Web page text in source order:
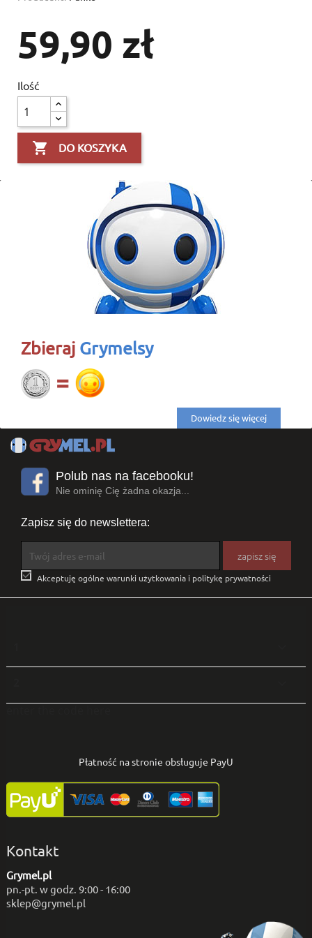
59,90 zł
Ilość
 DO KOSZYKA
Zbieraj Grymelsy
Dowiedz się więcej
Polub nas na facebooku!
Nie ominię Cię żadna okazja...
Zapisz się do newslettera:
 Akceptuję ogólne warunki użytkowania i politykę prywatności
Płatność na stronie obsługuje PayU
Kontakt
Grymel.pl
pn.-pt. w godz. 9:00 - 16:00
sklep@grymel.pl